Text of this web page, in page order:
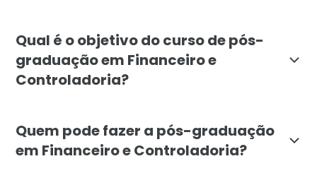
Qual é o objetivo do curso de pós-
graduação em Financeiro e
Controladoria?
Quem pode fazer a pós-graduação
em Financeiro e Controladoria?